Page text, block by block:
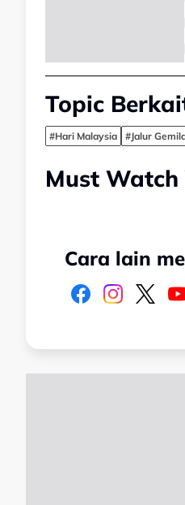
Topic
#Hari Malaysia #Jalur
Must Watch
Cara lain